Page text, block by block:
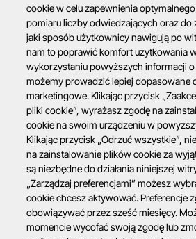
cookie w celu zapewnienia optymalnego
pomiaru liczby odwiedzających oraz do
jaki sposób użytkownicy nawigują po
nam to poprawić komfort użytkowania
wykorzystaniu powyższych informacji
możemy prowadzić lepiej dopasowane
marketingowe. Klikając przycisk „Zaakceptuj wszystkie
pliki cookie”, wyrażasz zgodę na
cookie na swoim urządzeniu w
Klikając przycisk „Odrzuć wszystkie”,
na zainstalowanie plików cookie za
są niezbędne do działania niniejszej
„Zarządzaj preferencjami” możesz
cookie chcesz aktywować. Preferencje
obowiązywać przez sześć miesięcy.
momencie wycofać swoją zgodę lub